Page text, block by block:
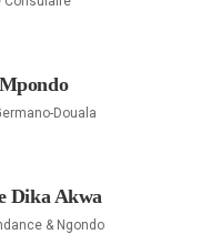
Douala
Dika Akwa
& Ngondo